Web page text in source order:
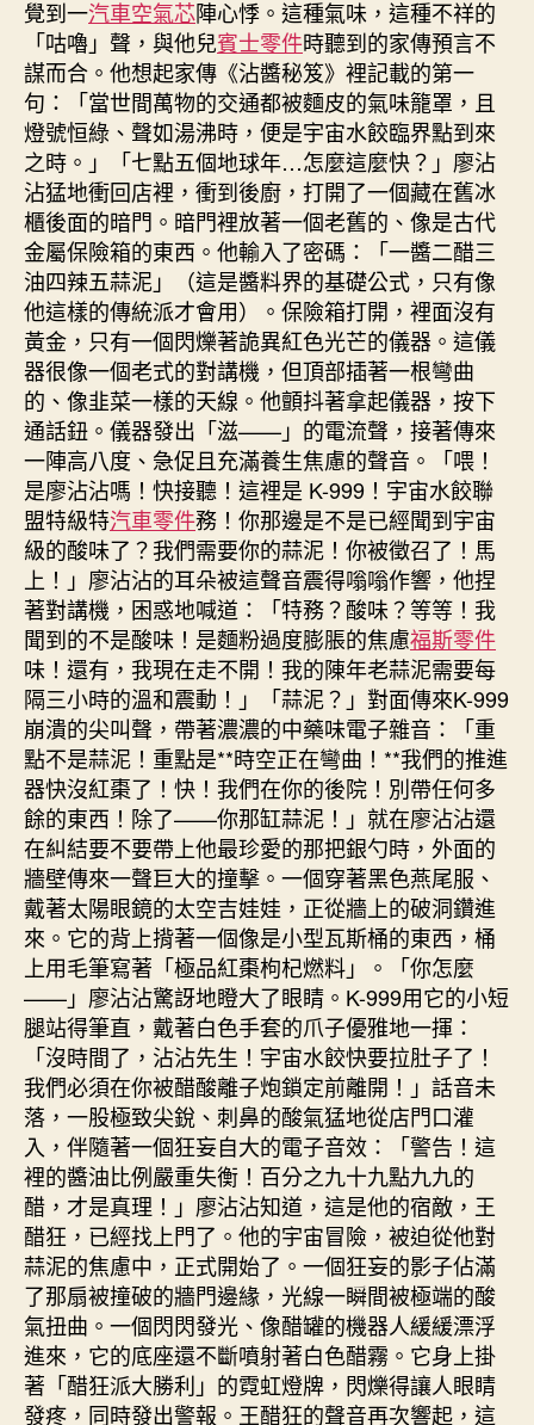
覺到一汽車空氣芯陣心悸。這種氣味，這種不祥的
「咕嚕」聲，與他兒賓士零件時聽到的家傳預言不
謀而合。他想起家傳《沾醬秘笈》裡記載的第一
句：「當世間萬物的交通都被麵皮的氣味籠罩，且
燈號恒綠、聲如湯沸時，便是宇宙水餃臨界點到來
之時。」「七點五個地球年…怎麼這麼快？」廖沾
沾猛地衝回店裡，衝到後廚，打開了一個藏在舊冰
櫃後面的暗門。暗門裡放著一個老舊的、像是古代
金屬保險箱的東西。他輸入了密碼：「一醬二醋三
油四辣五蒜泥」（這是醬料界的基礎公式，只有像
他這樣的傳統派才會用）。保險箱打開，裡面沒有
黃金，只有一個閃爍著詭異紅色光芒的儀器。這儀
器很像一個老式的對講機，但頂部插著一根彎曲
的、像韭菜一樣的天線。他顫抖著拿起儀器，按下
通話鈕。儀器發出「滋——」的電流聲，接著傳來
一陣高八度、急促且充滿養生焦慮的聲音。「喂！
是廖沾沾嗎！快接聽！這裡是 K-999！宇宙水餃聯
盟特級特汽車零件務！你那邊是不是已經聞到宇宙
級的酸味了？我們需要你的蒜泥！你被徵召了！馬
上！」廖沾沾的耳朵被這聲音震得嗡嗡作響，他捏
著對講機，困惑地喊道：「特務？酸味？等等！我
聞到的不是酸味！是麵粉過度膨脹的焦慮福斯零件
味！還有，我現在走不開！我的陳年老蒜泥需要每
隔三小時的溫和震動！」「蒜泥？」對面傳來K-999
崩潰的尖叫聲，帶著濃濃的中藥味電子雜音：「重
點不是蒜泥！重點是**時空正在彎曲！**我們的推進
器快沒紅棗了！快！我們在你的後院！別帶任何多
餘的東西！除了——你那缸蒜泥！」就在廖沾沾還
在糾結要不要帶上他最珍愛的那把銀勺時，外面的
牆壁傳來一聲巨大的撞擊。一個穿著黑色燕尾服、
戴著太陽眼鏡的太空吉娃娃，正從牆上的破洞鑽進
來。它的背上揹著一個像是小型瓦斯桶的東西，桶
上用毛筆寫著「極品紅棗枸杞燃料」。「你怎麼
——」廖沾沾驚訝地瞪大了眼睛。K-999用它的小短
腿站得筆直，戴著白色手套的爪子優雅地一揮：
「沒時間了，沾沾先生！宇宙水餃快要拉肚子了！
我們必須在你被醋酸離子炮鎖定前離開！」話音未
落，一股極致尖銳、刺鼻的酸氣猛地從店門口灌
入，伴隨著一個狂妄自大的電子音效：「警告！這
裡的醬油比例嚴重失衡！百分之九十九點九九的
醋，才是真理！」廖沾沾知道，這是他的宿敵，王
醋狂，已經找上門了。他的宇宙冒險，被迫從他對
蒜泥的焦慮中，正式開始了。一個狂妄的影子佔滿
了那扇被撞破的牆門邊緣，光線一瞬間被極端的酸
氣扭曲。一個閃閃發光、像醋罐的機器人緩緩漂浮
進來，它的底座還不斷噴射著白色醋霧。它身上掛
著「醋狂派大勝利」的霓虹燈牌，閃爍得讓人眼睛
發疼，同時發出警報。王醋狂的聲音再次響起，這